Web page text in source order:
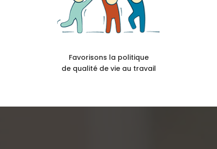
Favorisons la politique
de qualité de vie au travail